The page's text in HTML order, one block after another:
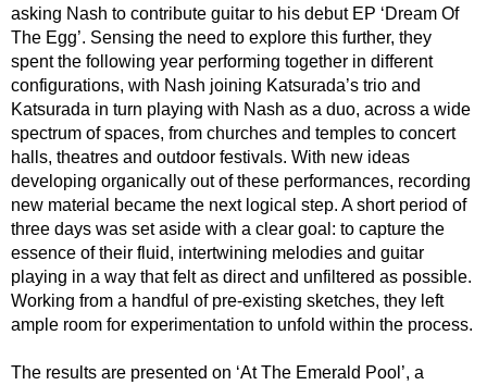
asking Nash to contribute guitar to his debut EP ‘Dream Of
The Egg’. Sensing the need to explore this further, they
spent the following year performing together in different
configurations, with Nash joining Katsurada’s trio and
Katsurada in turn playing with Nash as a duo, across a wide
spectrum of spaces, from churches and temples to concert
halls, theatres and outdoor festivals. With new ideas
developing organically out of these performances, recording
new material became the next logical step. A short period of
three days was set aside with a clear goal: to capture the
essence of their fluid, intertwining melodies and guitar
playing in a way that felt as direct and unfiltered as possible.
Working from a handful of pre-existing sketches, they left
ample room for experimentation to unfold within the process.
The results are presented on ‘At The Emerald Pool’, a